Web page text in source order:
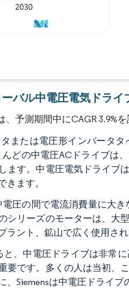
バル中電圧電気ドライ
予測期間中にCAGR 3.9%
または電圧形インバータ
どの中電圧ACドライブは
ます。中電圧電気ドライ
きます。
圧の間で電流消費量に大
シリーズのモーターは、大
ント、鉱山で広く使用され
と、中電圧ドライブは非
要です。多くの人は当初、
Siemensは中電圧ドライ